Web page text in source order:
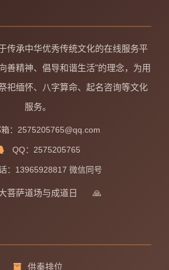
传承中华优秀传统文化的在线服务平
善精神、倡导和谐生活"的理念，为用
祀缅怀、八字算命、起名咨询等文化
服务。
箱：2575205765@qq.com
QQ：2575205765
：13965928817 微信同号
菩萨道场与成道日 🙏
供奉排位